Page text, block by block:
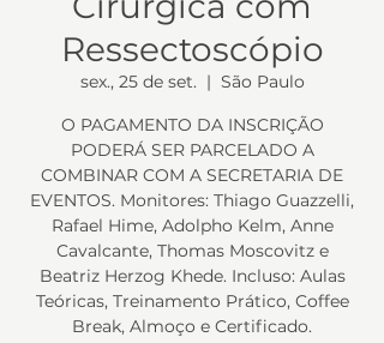
Ressectoscópio
sex., 25 de set.
  |
São Paulo
O PAGAMENTO DA INSCRIÇÃO
PODERÁ SER PARCELADO A
COMBINAR COM A SECRETARIA DE
EVENTOS. Monitores: Thiago Guazzelli,
Rafael Hime, Adolpho Kelm, Anne
Cavalcante, Thomas Moscovitz e
Beatriz Herzog Khede. Incluso: Aulas
Teóricas, Treinamento Prático, Coffee
Break, Almoço e Certificado.